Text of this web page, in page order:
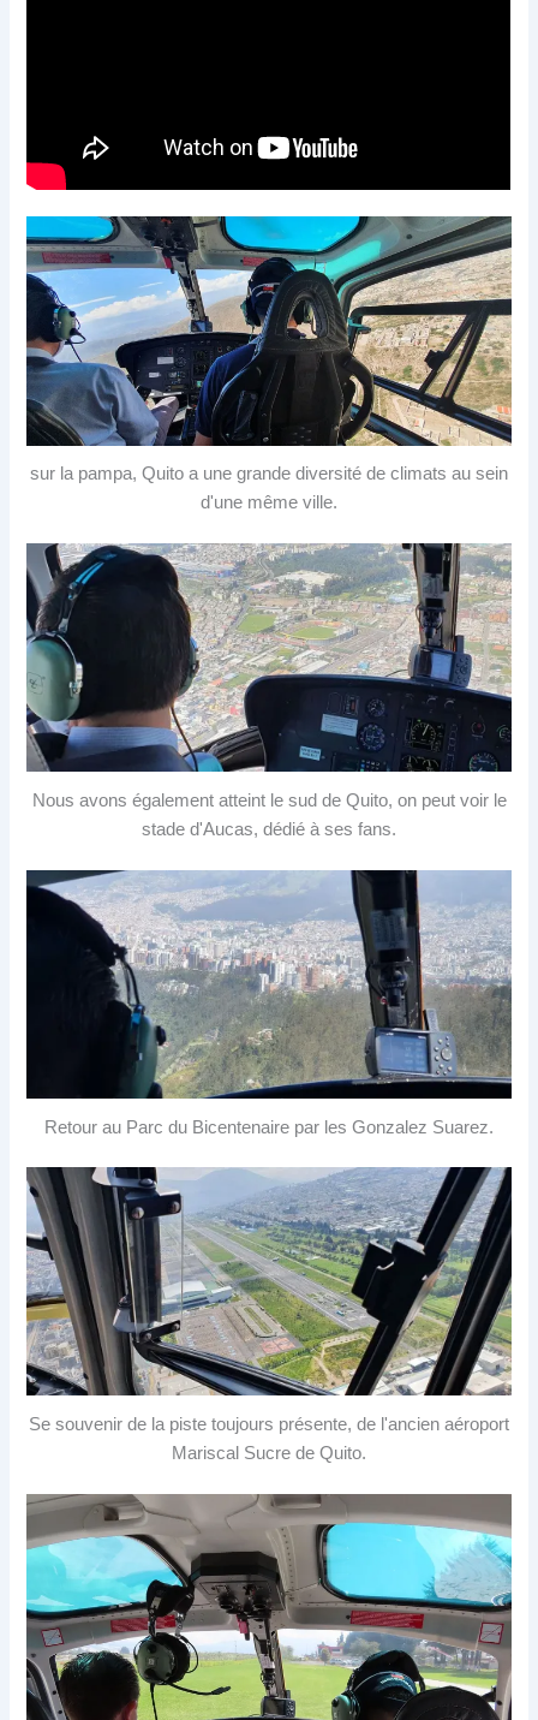
sur la pampa, Quito a une grande diversité de climats au sein
d'une même ville.
Nous avons également atteint le sud de Quito, on peut voir le
stade d'Aucas, dédié à ses fans.
Retour au Parc du Bicentenaire par les Gonzalez Suarez.
Se souvenir de la piste toujours présente, de l'ancien aéroport
Mariscal Sucre de Quito.